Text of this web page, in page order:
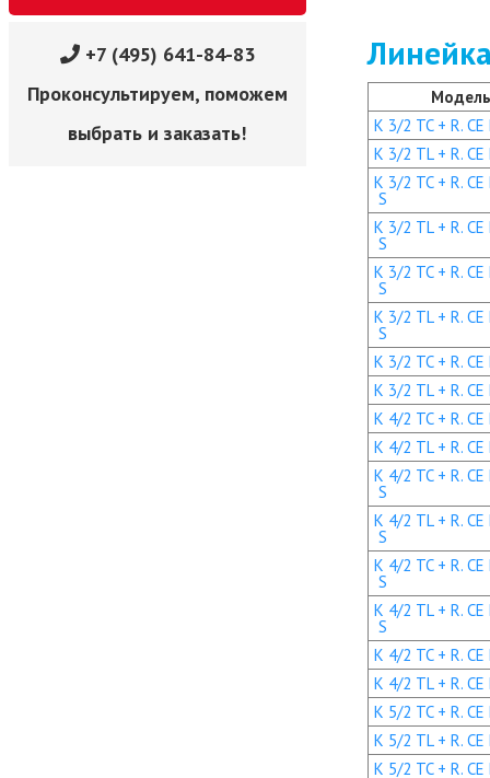
+7 (495) 641-84-83
Проконсультируем, поможем
выбрать и заказать!
K 3/2 TC + R. CE
K 3/2 TL + R. CE
K 3/2 TC + R.
S
K 3/2 TL + R.
S
K 3/2 TC + R.
S
K 3/2 TL + R.
S
K 3/2 TC + R. CE
K 3/2 TL + R. CE
K 4/2 TC + R. CE
K 4/2 TL + R. CE
K 4/2 TC + R.
S
K 4/2 TL + R.
S
K 4/2 TC + R.
S
K 4/2 TL + R.
S
K 4/2 TC + R. CE
K 4/2 TL + R. CE
K 5/2 TC + R. CE
K 5/2 TL + R. CE
K 5/2 TC + R.